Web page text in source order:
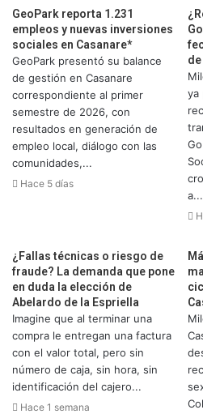
GeoPark reporta 1.231
empleos y nuevas inversiones
sociales en Casanare*
GeoPark presentó su balance
de gestión en Casanare
correspondiente al primer
semestre de 2026, con
resultados en generación de
empleo local, diálogo con las
comunidades,...
Hace 5 días
ya
a...
¿Fallas técnicas o riesgo de
fraude? La demanda que pone
en duda la elección de
Abelardo de la Espriella
Imagine que al terminar una
compra le entregan una factura
con el valor total, pero sin
número de caja, sin hora, sin
identificación del cajero...
Hace 1 semana